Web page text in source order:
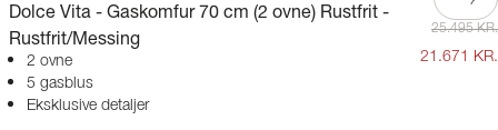
Dolce Vita - Gaskomfur 70 cm (2 ovne) Rustfrit -
Rustfrit/Messing
2 ovne
5 gasblus
Eksklusive detaljer
25.495 KR.
21.671 KR.